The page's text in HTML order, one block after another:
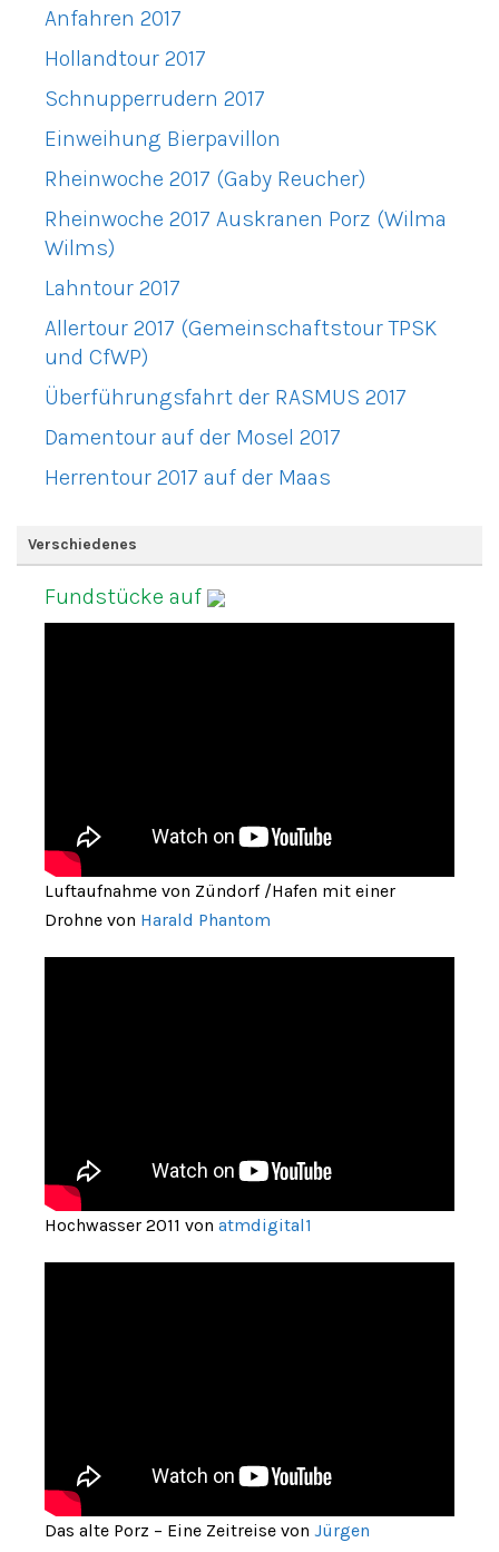
Anfahren 2017
Hollandtour 2017
Schnupperrudern 2017
Einweihung Bierpavillon
Rheinwoche 2017 (Gaby Reucher)
Rheinwoche 2017 Auskranen Porz (Wilma
Wilms)
Lahntour 2017
Allertour 2017 (Gemeinschaftstour TPSK
und CfWP)
Überführungsfahrt der RASMUS 2017
Damentour auf der Mosel 2017
Herrentour 2017 auf der Maas
Verschiedenes
Fundstücke auf
Luftaufnahme von Zündorf /Hafen mit einer
Drohne von Harald Phantom
Hochwasser 2011 von atmdigital1
Das alte Porz – Eine Zeitreise von Jürgen